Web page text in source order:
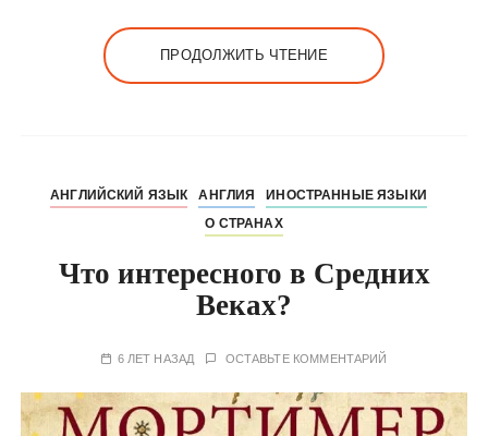
ПРОДОЛЖИТЬ ЧТЕНИЕ
АНГЛИЙСКИЙ ЯЗЫК АНГЛИЯ
ИНОСТРАННЫЕ ЯЗЫКИ
О СТРАНАХ
Что интересного в Средних
Веках?
6 ЛЕТ НАЗАД ОСТАВЬТЕ КОММЕНТАРИЙ